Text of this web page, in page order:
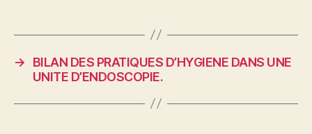
→
BILAN DES PRATIQUES D’HYGIENE DANS UNE
UNITE D’ENDOSCOPIE.